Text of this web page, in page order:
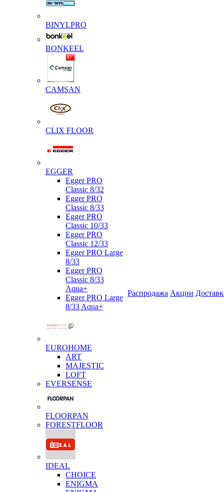
BINYLPRO
BONKEEL
CAMSAN
CLIX FLOOR
EGGER
Egger PRO
Classic 8/32
Egger PRO
Classic 8/33
Egger PRO
Classic 10/33
Egger PRO
Classic 12/33
Egger PRO Large
8/33
Egger PRO
Classic 8/33
Aqua+
Egger PRO Large
8/33 Aqua+
EUROHOME
ART
MAJESTIC
LOFT
EVERSENSE
FLOORPAN
FORESTFLOOR
IDEAL
CHOICE
ENIGMA
Распродажа Акции